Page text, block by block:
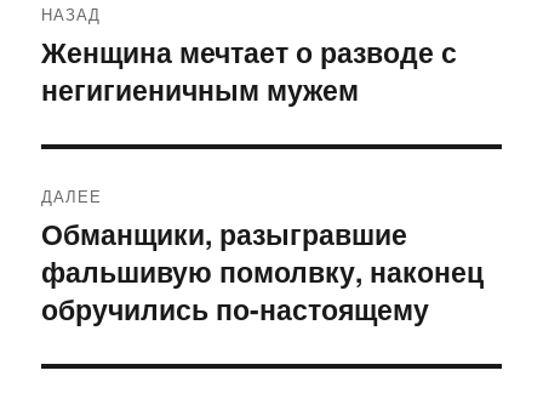
по
записям
НАЗАД
Предыдущая
запись:
Женщина мечтает о разводе с
негигиеничным мужем
ДАЛЕЕ
Следующая
запись:
Обманщики, разыгравшие
фальшивую помолвку, наконец
обручились по-настоящему